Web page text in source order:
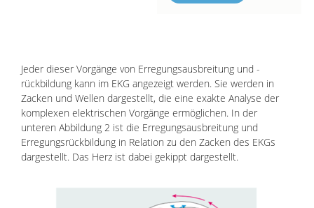
Jeder dieser Vorgänge von Erregungsausbreitung und -
rückbildung kann im EKG angezeigt werden. Sie werden in
Zacken und Wellen dargestellt, die eine exakte Analyse der
komplexen elektrischen Vorgänge ermöglichen. In der
unteren Abbildung 2 ist die Erregungsausbreitung und
Erregungsrückbildung in Relation zu den Zacken des EKGs
dargestellt. Das Herz ist dabei gekippt dargestellt.